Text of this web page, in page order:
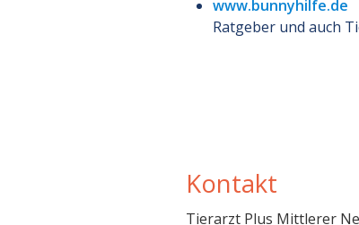
www.bunnyhilfe.de
Ratgeber und auch
Kontakt
Tierarzt Plus Mittlerer